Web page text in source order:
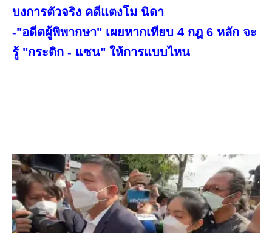
บงการตัวจริง คดีแตงโม นิดา
-"อดีตผู้พิพากษา" เผยหากเทียบ 4 กฎ 6 หลัก จะ
รู้ "กระติก - แซน" ให้การแบบไหน